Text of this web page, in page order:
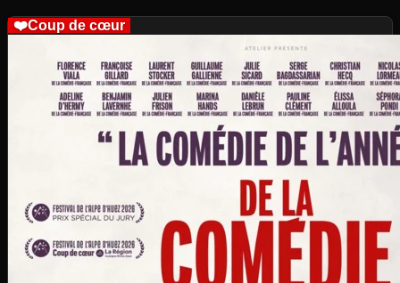
❤️Coup de cœur